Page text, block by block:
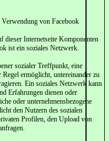
von Facebook
dieser Internetseite Komponenten
ist ein soziales Netzwerk.
sozialer Treffpunkt, eine
ermöglicht, untereinander zu
Ein soziales Netzwerk kann
Erfahrungen dienen oder
oder unternehmensbezogene
den Nutzern des sozialen
Profilen, den Upload von